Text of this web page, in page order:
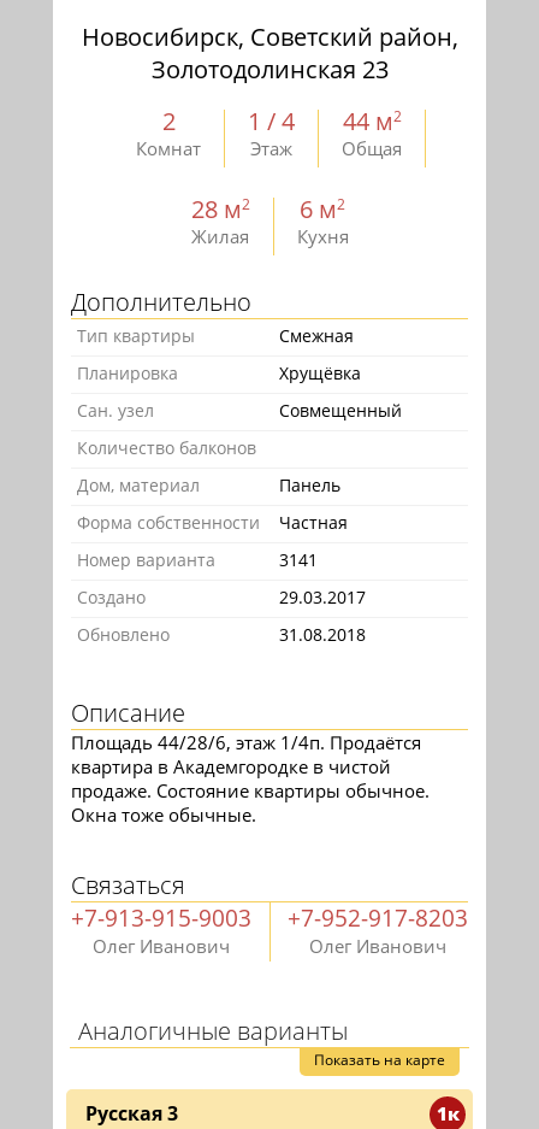
Новосибирск, Советский район,
Золотодолинская 23
2
Комнат
1 / 4
Этаж
44 м2
Общая
28 м2
Жилая
6 м2
Кухня
Дополнительно
Тип квартиры
Смежная
Планировка
Хрущёвка
Сан. узел
Совмещенный
Количество балконов
Дом, материал
Панель
Форма собственности
Частная
Номер варианта
3141
Создано
29.03.2017
Обновлено
31.08.2018
Описание
Площадь 44/28/6, этаж 1/4п. Продаётся
квартира в Академгородке в чистой
продаже. Состояние квартиры обычное.
Окна тоже обычные.
Связаться
+7-913-915-9003
Олег Иванович
+7-952-917-8203
Олег Иванович
Аналогичные варианты
Показать на карте
1к
Русская 3